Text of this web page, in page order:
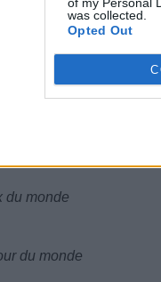
was collected.
Opted Out
the world
du monde
du monde